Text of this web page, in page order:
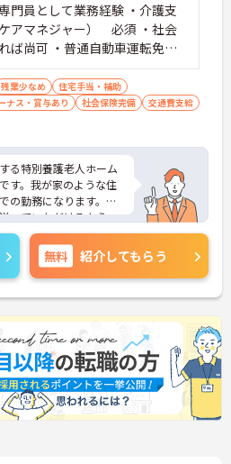
門員として業務経験 ・介護支
アマネジャー） 必須 ・社会
尚可 ・普通自動車運転免
Ｔ限定可）
残業少なめ
住宅手当・補助
ナス・賞与あり 社会保険完備
交通費支給
る特別養護老人ホーム
す。我が家のような住
の勤務になります。ご
っていただけるよう、
を行っていただきま
けます。ご興味のある
話致しますのでお気軽
無料 紹介してもらう